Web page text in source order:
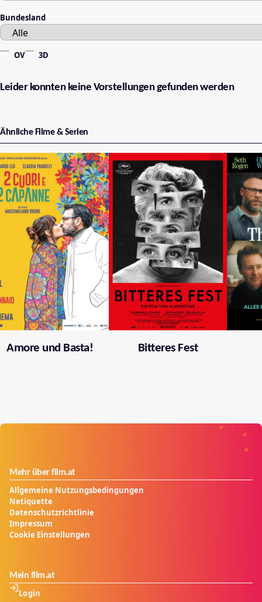
Bundesland
OV 3D
Leider konnten keine Vorstellungen gefunden werden
Ähnliche Filme & Serien
Amore und Basta! Bitteres Fest
Mehr über film.at
Allgemeine Nutzungsbedingungen
Netiquette
Datenschutzrichtlinie
Impressum
Cookie Einstellungen
Mein film.at
Login